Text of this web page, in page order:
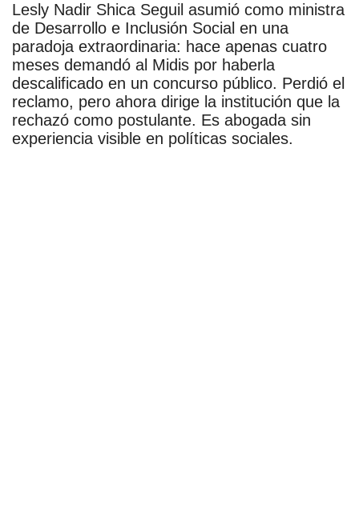
Lesly Nadir Shica Seguil asumió como ministra
de Desarrollo e Inclusión Social en una
paradoja extraordinaria: hace apenas cuatro
meses demandó al Midis por haberla
descalificado en un concurso público. Perdió el
reclamo, pero ahora dirige la institución que la
rechazó como postulante. Es abogada sin
experiencia visible en políticas sociales.